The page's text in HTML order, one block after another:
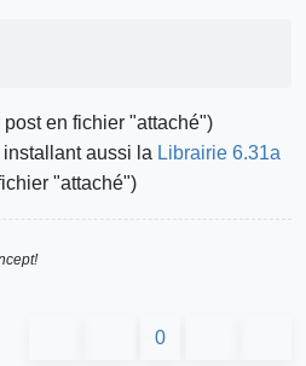
en fichier "attaché")
aussi la Librairie 6.31a
"attaché")
0